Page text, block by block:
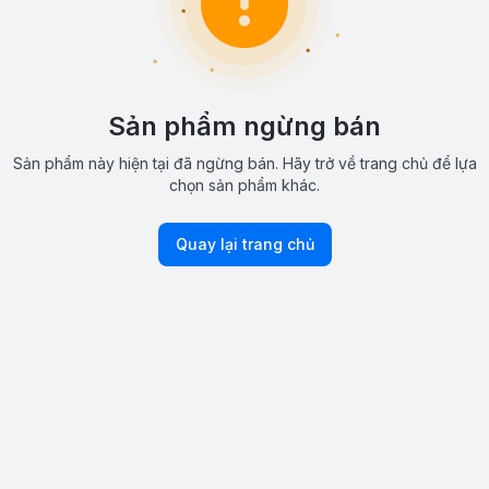
Sản phẩm ngừng bán
Sản phẩm này hiện tại đã ngừng bán. Hãy trở về trang chủ để lựa
chọn sản phẩm khác.
Quay lại trang chủ